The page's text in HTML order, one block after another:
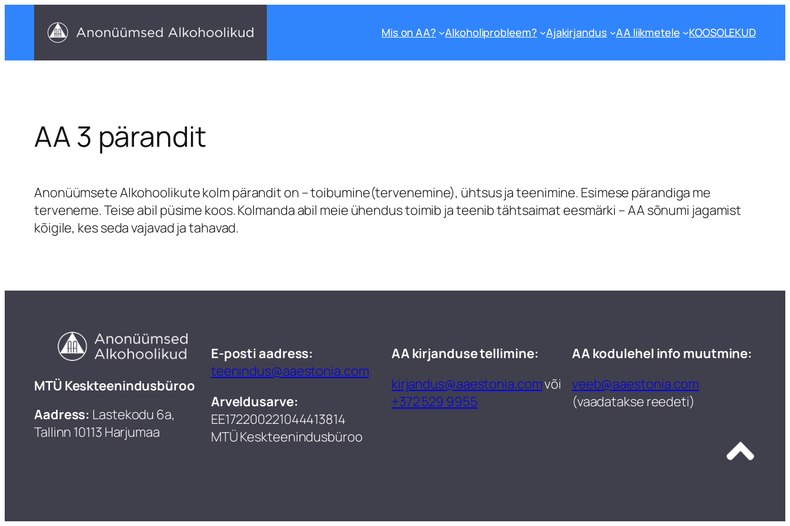
Mis on AA? Alkoholiprobleem? Ajakirjandus AA liikmetele KOOSOLEKUD
AA 3 pärandit
Anonüümsete Alkohoolikute kolm pärandit on – toibumine(tervenemine), ühtsus ja teenimine. Esimese pärandiga me
terveneme. Teise abil püsime koos. Kolmanda abil meie ühendus toimib ja teenib tähtsaimat eesmärki – AA sõnumi jagamist
kõigile, kes seda vajavad ja tahavad.
​MTÜ Keskteenindusbüroo
Aadress: Lastekodu 6a,
Tallinn 10113 Harjumaa
E-posti aadress:
teenindus@aaestonia.com
Arveldusarve:
EE172200221044413814
MTÜ Keskteenindusbüroo​
AA kirjanduse tellimine:
kirjandus@aaestonia.comvõi
+372 529 9955
AA kodulehel info muutmine:
veeb@aaestonia.com
(vaadatakse reedeti)